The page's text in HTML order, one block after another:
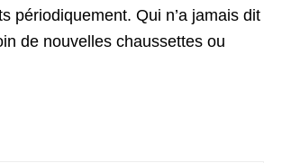
périodiquement. Qui n’a jamais dit
de nouvelles chaussettes ou